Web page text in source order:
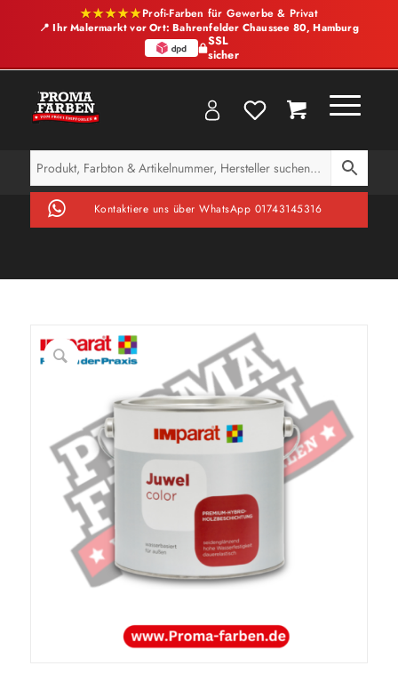
★★★★★Profi-Farben für Gewerbe & Privat
📍 Ihr Malermarkt vor Ort: Bahrenfelder Chaussee 80, Hamburg
SSL
sicher
Kontaktiere uns über WhatsApp 01743145316